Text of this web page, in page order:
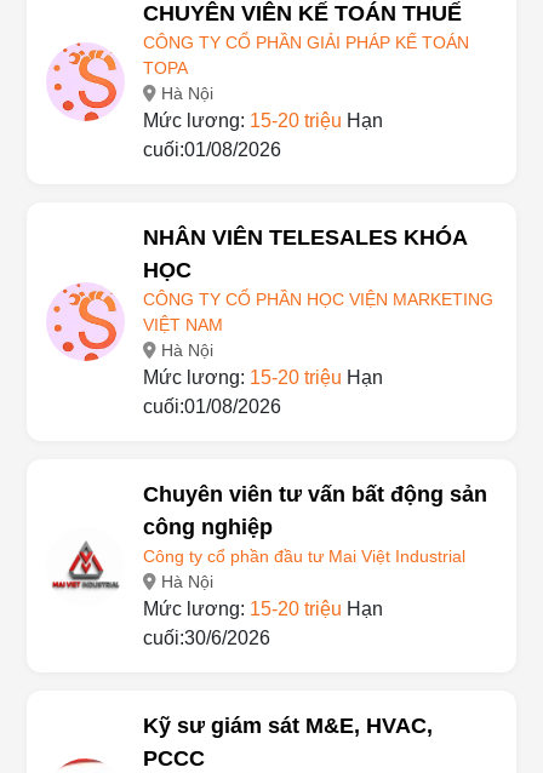
CHUYÊN VIÊN KẾ TOÁN THUẾ
CÔNG TY CỔ PHẦN GIẢI PHÁP KẾ TOÁN
TOPA
Hà Nội
Mức lương: 15-20 triệu Hạn
cuối:01/08/2026
NHÂN VIÊN TELESALES KHÓA
HỌC
CÔNG TY CỔ PHẦN HỌC VIỆN MARKETING
VIỆT NAM
Hà Nội
Mức lương: 15-20 triệu Hạn
cuối:01/08/2026
Chuyên viên tư vấn bất động sản
công nghiệp
Công ty cổ phần đầu tư Mai Việt Industrial
Hà Nội
Mức lương: 15-20 triệu Hạn
cuối:30/6/2026
Kỹ sư giám sát M&E, HVAC,
PCCC